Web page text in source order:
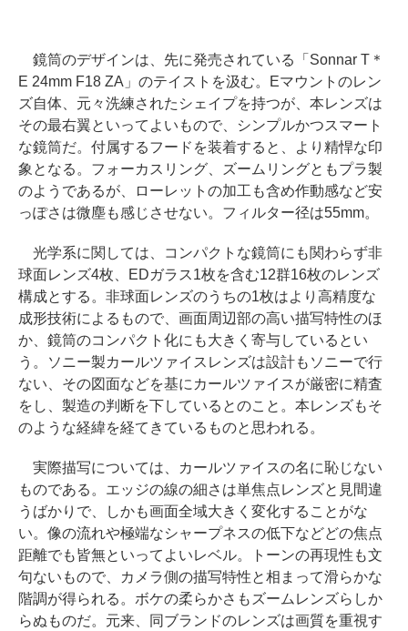
鏡筒のデザインは、先に発売されている「Sonnar T＊
E 24mm F18 ZA」のテイストを汲む。Eマウントのレン
ズ自体、元々洗練されたシェイプを持つが、本レンズは
その最右翼といってよいもので、シンプルかつスマート
な鏡筒だ。付属するフードを装着すると、より精悍な印
象となる。フォーカスリング、ズームリングともプラ製
のようであるが、ローレットの加工も含め作動感など安
っぽさは微塵も感じさせない。フィルター径は55mm。
光学系に関しては、コンパクトな鏡筒にも関わらず非
球面レンズ4枚、EDガラス1枚を含む12群16枚のレンズ
構成とする。非球面レンズのうちの1枚はより高精度な
成形技術によるもので、画面周辺部の高い描写特性のほ
か、鏡筒のコンパクト化にも大きく寄与しているとい
う。ソニー製カールツァイスレンズは設計もソニーで行
ない、その図面などを基にカールツァイスが厳密に精査
をし、製造の判断を下しているとのこと。本レンズもそ
のような経緯を経てきているものと思われる。
実際描写については、カールツァイスの名に恥じない
ものである。エッジの線の細さは単焦点レンズと見間違
うばかりで、しかも画面全域大きく変化することがな
い。像の流れや極端なシャープネスの低下などどの焦点
距離でも皆無といってよいレベル。トーンの再現性も文
句ないもので、カメラ側の描写特性と相まって滑らかな
階調が得られる。ボケの柔らかさもズームレンズらしか
らぬものだ。元来、同ブランドのレンズは画質を重視す